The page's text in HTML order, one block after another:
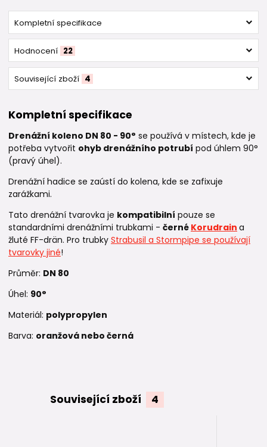
Kompletní specifikace
Hodnocení 22
Související zboží 4
Kompletní specifikace
Drenážní koleno DN 80 - 90° se používá v místech, kde je
potřeba vytvořit ohyb drenážního potrubí pod úhlem 90°
(pravý úhel).
Drenážní hadice se zaústí do kolena, kde se zafixuje
zarážkami.
Tato drenážní tvarovka je kompatibilní pouze se
standardními drenážními trubkami - černé Korudrain a
žluté FF-drän. Pro trubky Strabusil a Stormpipe se používají
tvarovky jiné!
Průměr: DN 80
Úhel: 90°
Materiál: polypropylen
Barva: oranžová nebo černá
Související zboží 4